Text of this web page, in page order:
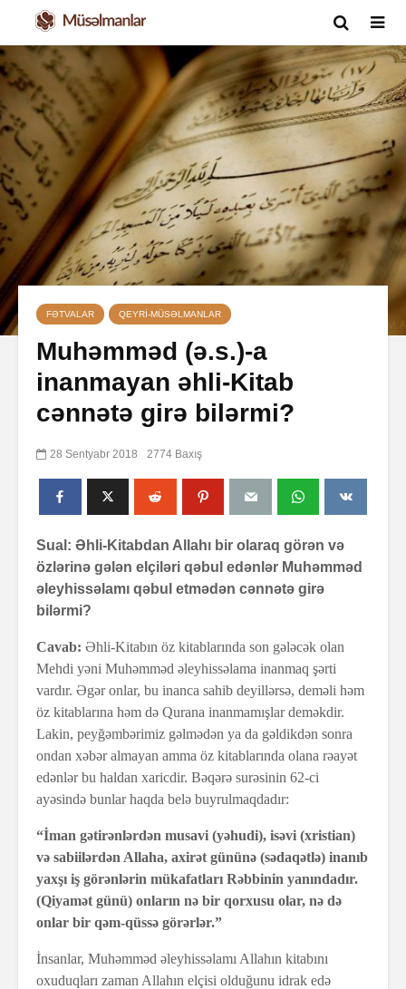
FƏTVALAR QEYRI-MÜSƏLMANLAR
Muhəmməd (ə.s.)-a
inanmayan əhli-Kitab
cənnətə girə bilərmi?
28 Sentyabr 2018 2774 Baxış
Sual: Əhli-Kitabdan Allahı bir olaraq görən və
özlərinə gələn elçiləri qəbul edənlər Muhəmməd
əleyhissəlamı qəbul etmədən cənnətə girə
bilərmi?
Cavab: Əhli-Kitabın öz kitablarında son gələcək olan
Mehdi yəni Muhəmməd əleyhissəlama inanmaq şərti
vardır. Əgər onlar, bu inanca sahib deyillərsə, deməli həm
öz kitablarına həm də Qurana inanmamışlar deməkdir.
Lakin, peyğəmbərimiz gəlmədən ya da gəldikdən sonra
ondan xəbər almayan amma öz kitablarında olana rəayət
edənlər bu haldan xaricdir. Bəqərə surəsinin 62-ci
ayəsində bunlar haqda belə buyrulmaqdadır:
“İman gətirənlərdən musavi (yəhudi), isəvi (xristian)
və sabiilərdən Allaha, axirət gününə (sədaqətlə) inanıb
yaxşı iş görənlərin mükafatları Rəbbinin yanındadır.
(Qiyamət günü) onların nə bir qorxusu olar, nə də
onlar bir qəm-qüssə görərlər.”
İnsanlar, Muhəmməd əleyhissəlamı Allahın kitabını
oxuduqları zaman Allahın elçisi olduğunu idrak edə